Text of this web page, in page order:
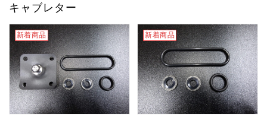
キャブレター
新着商品 新着商品